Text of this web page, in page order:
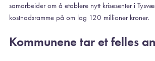
samarbeider om å etablere nytt krisesenter i
kostnadsramme på om lag 120 millioner kroner.
Kommunene tar et felles